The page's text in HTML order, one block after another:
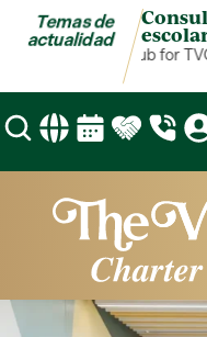
Temas de
actualidad
Topics is your hub for